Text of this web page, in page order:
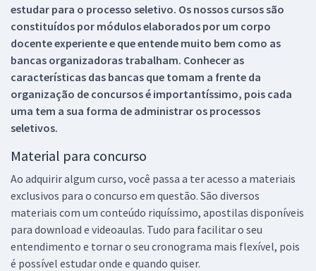
estudar para o processo seletivo. Os nossos cursos são
constituídos por módulos elaborados por um corpo
docente experiente e que entende muito bem como as
bancas organizadoras trabalham. Conhecer as
características das bancas que tomam a frente da
organização de concursos é importantíssimo, pois cada
uma tem a sua forma de administrar os processos
seletivos.
Material para concurso
Ao adquirir algum curso, você passa a ter acesso a materiais
exclusivos para o concurso em questão. São diversos
materiais com um conteúdo riquíssimo, apostilas disponíveis
para download e videoaulas. Tudo para facilitar o seu
entendimento e tornar o seu cronograma mais flexível, pois
é possível estudar onde e quando quiser.